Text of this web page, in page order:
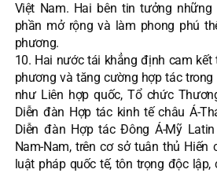
Việt Nam. Hai bên tin tưởng
phần mở rộng và làm phong phú
phương.
10. Hai nước tái khẳng định cam
phương và tăng cường hợp tác
như Liên hợp quốc, Tổ chức
Diễn đàn Hợp tác kinh tế châu Á-
Diễn đàn Hợp tác Đông Á-Mỹ
Nam-Nam, trên cơ sở tuân thủ Hiến
luật pháp quốc tế, tôn trọng độc lập,